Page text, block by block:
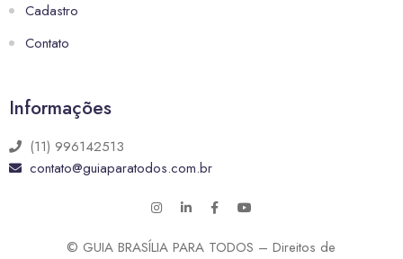
Cadastro
Contato
Informações
(11) 996142513
contato@guiaparatodos.com.br
© GUIA BRASÍLIA PARA TODOS – Direitos de